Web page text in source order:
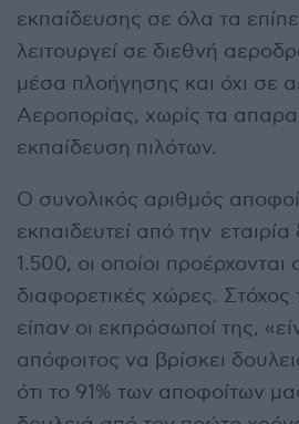
εκπαίδευσης σε όλα τα
λειτουργεί σε διεθνή
μέσα πλοήγησης και όχι σε
Αεροπορίας, χωρίς τα
εκπαίδευση πιλότων.
Ο συνολικός αριθμός
εκπαιδευτεί από την
1.500, οι οποίοι προέρχονται
διαφορετικές χώρες. Στόχος
είπαν οι εκπρόσωποί της,
απόφοιτος να βρίσκει
ότι το 91% των αποφοίτων